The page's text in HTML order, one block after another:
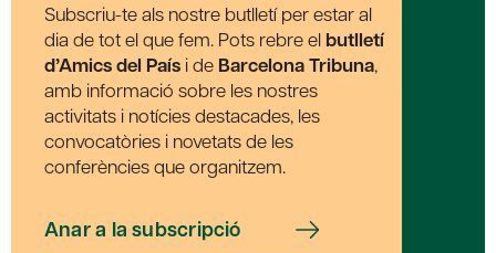
Subscriu-te als nostre butlletí per estar al
dia de tot el que fem. Pots rebre el butlletí
d’Amics del País i de Barcelona Tribuna,
amb informació sobre les nostres
activitats i notícies destacades, les
convocatòries i novetats de les
conferències que organitzem.
Anar a la subscripció